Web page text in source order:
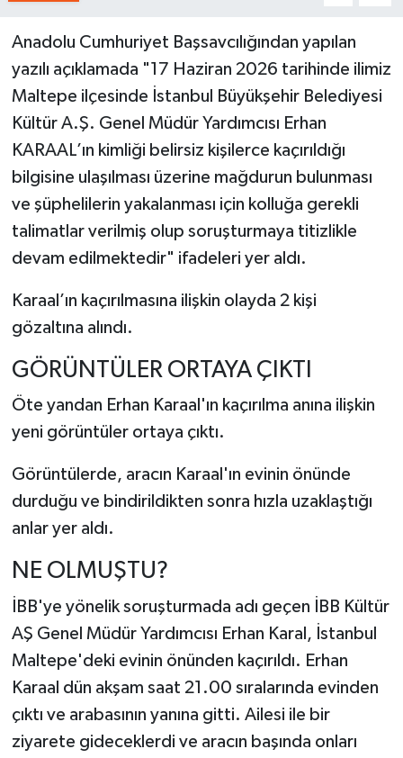
Anadolu Cumhuriyet Başsavcılığından yapılan
yazılı açıklamada "17 Haziran 2026 tarihinde ilimiz
Maltepe ilçesinde İstanbul Büyükşehir Belediyesi
Kültür A.Ş. Genel Müdür Yardımcısı Erhan
KARAAL’ın kimliği belirsiz kişilerce kaçırıldığı
bilgisine ulaşılması üzerine mağdurun bulunması
ve şüphelilerin yakalanması için kolluğa gerekli
talimatlar verilmiş olup soruşturmaya titizlikle
devam edilmektedir" ifadeleri yer aldı.
Karaal’ın kaçırılmasına ilişkin olayda 2 kişi
gözaltına alındı.
GÖRÜNTÜLER ORTAYA ÇIKTI
Öte yandan Erhan Karaal'ın kaçırılma anına ilişkin
yeni görüntüler ortaya çıktı.
Görüntülerde, aracın Karaal'ın evinin önünde
durduğu ve bindirildikten sonra hızla uzaklaştığı
anlar yer aldı.
NE OLMUŞTU?
İBB'ye yönelik soruşturmada adı geçen İBB Kültür
AŞ Genel Müdür Yardımcısı Erhan Karal, İstanbul
Maltepe'deki evinin önünden kaçırıldı. Erhan
Karaal dün akşam saat 21.00 sıralarında evinden
çıktı ve arabasının yanına gitti. Ailesi ile bir
ziyarete gideceklerdi ve aracın başında onları